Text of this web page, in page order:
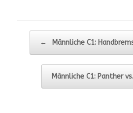
← Männliche C1:
Männliche C1: Panther